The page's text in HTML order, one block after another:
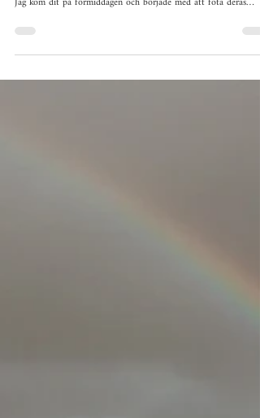
Therése och Jakob bjöd in sina gäster till ett festligt
i Fjällnäs och vi hade turen att få en helt underbar och solig dag!
Jag kom dit på förmiddagen och började med att fota deras
förberedelser och stämningen var på topp både hos killarna och
dagen och fånga all förväntan och pirret inför allt som ska